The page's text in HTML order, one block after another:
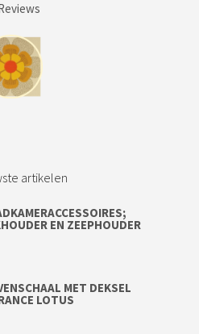
artikelen
EN ZEEPHOUDER
MET DEKSEL
LOTUS